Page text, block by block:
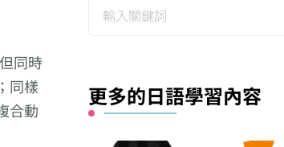
同時
同樣
合動
更多的日語學習內容